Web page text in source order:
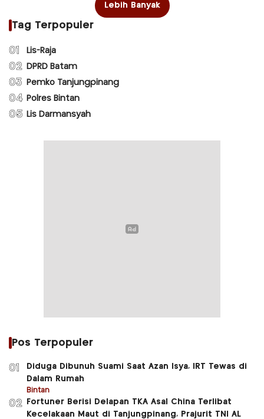
Lebih Banyak
Tag Terpopuler
01 Lis-Raja
02 DPRD Batam
03 Pemko Tanjungpinang
04 Polres Bintan
05 Lis Darmansyah
Pos Terpopuler
01
Diduga Dibunuh Suami Saat Azan Isya, IRT Tewas di
Dalam Rumah
Bintan
02
Fortuner Berisi Delapan TKA Asal China Terlibat
Kecelakaan Maut di Tanjungpinang, Prajurit TNI AL